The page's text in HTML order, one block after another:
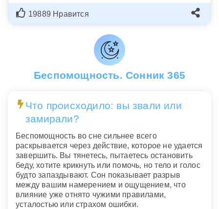
19889 Нравится
Беспомощность. Сонник 365
Что происходило: вы звали или
замирали?
Беспомощность во сне сильнее всего
раскрывается через действие, которое не удается
завершить. Вы тянетесь, пытаетесь остановить
беду, хотите крикнуть или помочь, но тело и голос
будто запаздывают. Сон показывает разрыв
между вашим намерением и ощущением, что
влияние уже отнято чужими правилами,
усталостью или страхом ошибки.